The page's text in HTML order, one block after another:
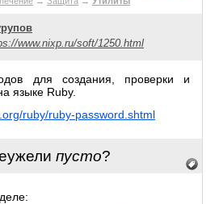
www.nixp.ru/soft/1250.html
для создания, проверки и
языке Ruby.
ruby/ruby-password.shtml
пусто?